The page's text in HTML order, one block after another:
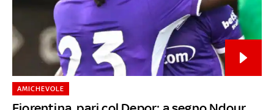
AMICHEVOLE